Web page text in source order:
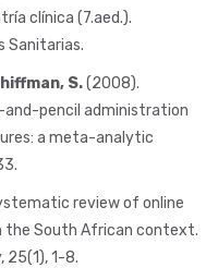
clínica (7.aed.).
Sanitarias.
S.(2008).
and-pencil administration
a meta-analytic
review of online
the South African context.
1-8.